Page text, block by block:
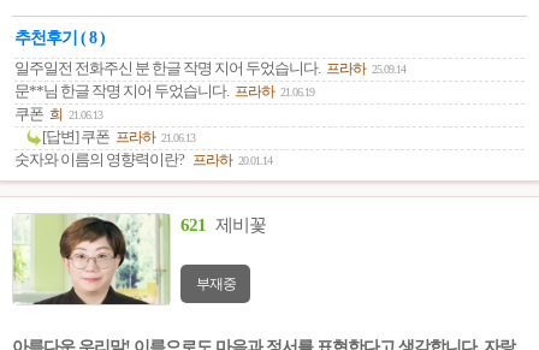
추천후기 ( 8 )
일주일전 전화주신 분 한글 작명 지어 두었습니다. 프라하 25.09.14
문**님 한글 작명 지어 두었습니다. 프라하 21.06.19
쿠폰 희 21.06.13
[답변] 쿠폰 프라하 21.06.13
숫자와 이름의 영향력이란? 프라하 20.01.14
621 제비꽃
부재중